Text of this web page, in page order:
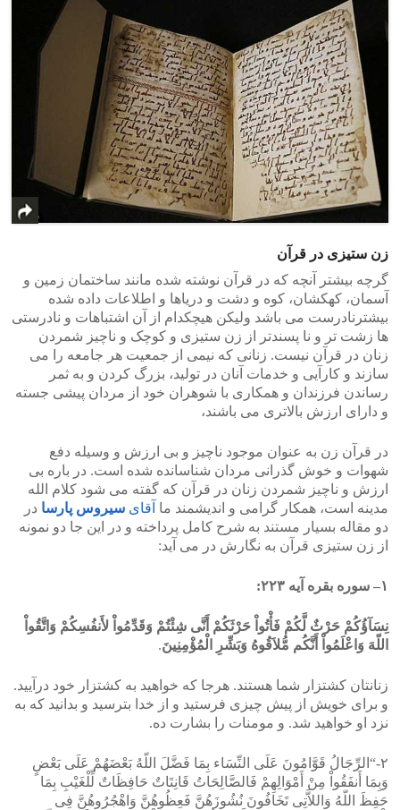
زن ستیزی در قرآن
گرچه بیشتر آنچه که در قرآن نوشته شده مانند ساختمان زمین و
آسمان، کهکشان، کوه و دشت و دریاها و اطلاعات داده شده
بیشترنادرست می باشد ولیکن هیچکدام از آن اشتباهات و نادرستی
ها زشت تر و نا پسندتر از زن ستیزی و کوچک و ناچیز شمردن
زنان در قرآن نیست. زنانی که نیمی از جمعیت هر جامعه را می
سازند و کارآیی و خدمات آنان در تولید، بزرگ کردن و به ثمر
رساندن فرزندان و همکاری با شوهران خود از مردان پیشی جسته
و دارای ارزش بالاتری می باشند،
در قرآن زن به عنوان موجود ناچیز و بی ارزش و وسیله دفع
شهوات و خوش گذرانی مردان شناسانده شده است. در باره بی
ارزش و ناچیز شمردن زنان در قرآن که گفته می شود کلام الله
مدینه است، همکار گرامی و اندیشمند ما آقای سیروس پارسا در
دو مقاله بسیار مستند به شرح کامل پرداخته و در این جا دو نمونه
از زن ستیزی قرآن به نگارش در می آید:
۱– سوره بقره آیه ۲۲۳:
نِسَآؤُکُمْ حَرْثٌ لَّکُمْ فَأْتُواْ حَرْثَکُمْ أَنَّى شِئْتُمْ وَقَدِّمُواْ لأَنفُسِکُمْ وَاتَّقُواْ
اللّهَ وَاعْلَمُواْ أَنَّکُم مُّلاَقُوهُ وَبَشِّرِ الْمُؤْمِنِینَ.
زنانتان کشتزار شما هستند. هرجا که خواهید به کشتزار خود درآیید.
و برای خویش از پیش چیزی فرستید و از خدا بترسید و بدانید که به
نزد او خواهید شد. و مومنات را بشارت ده.
۲-“الرِّجَالُ قَوَّامُونَ عَلَى النِّسَاء بِمَا فَضَّلَ اللّهُ بَعْضَهُمْ عَلَى بَعْضٍ
وَبِمَا أَنفَقُواْ مِنْ أَمْوَالِهِمْ فَالصَّالِحَاتُ قَانِتَاتٌ حَافِظَاتٌ لِّلْغَیْبِ بِمَا
حَفِظَ اللّهُ وَاللاَّتِی تَخَافُونَ نُشُوزَهُنَّ فَعِظُوهُنَّ وَاهْجُرُوهُنَّ فِی